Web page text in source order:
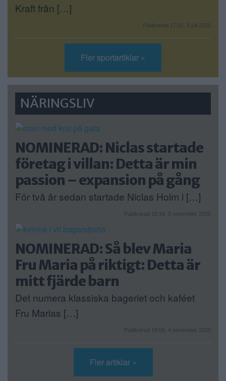
Kraft från […]
Publicerad 17:02, 6 juli 2026
Fler sportartiklar »
NÄRINGSLIV
NOMINERAD: Niclas startade
företag i villan: Detta är min
passion – expansion på gång
För två år sedan startade Niclas Holm i […]
Publicerad 16:16, 5 november 2025
NOMINERAD: Så blev Maria
Fru Maria på riktigt: Detta är
mitt fjärde barn
Det numera klassiska bageriet och kaféet
Fru Marias […]
Publicerad 18:06, 4 november 2025
Fler artiklar »